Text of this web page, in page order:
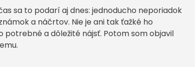
sa to podarí aj dnes: jednoducho neporiadok
a náčrtov. Nie je ani tak ťažké ho
a dôležité nájsť. Potom som objavil